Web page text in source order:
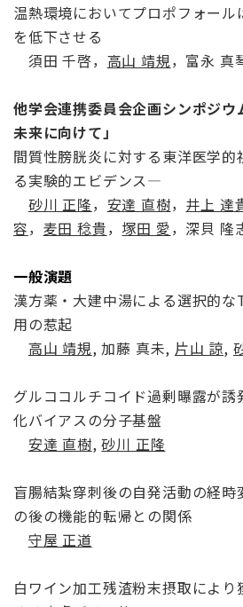
温熱環境においてプロポフォール
を低下させる
須田 千啓， 高山 靖規，富永 真
他学会連携委員会企画シンポジウ
未来に向けて」
間質性膀胱炎に対する東洋医学
る実験的エビデンス―
砂川 正隆， 安達 直樹， 井上 達
容， 麦田 稔貴， 塚田 愛，深貝 隆
一般演題
漢方薬・大建中湯による選択的
用の惹起
高山 靖規, 加藤 真未, 片山 諒,
グルココルチコイド過剰曝露が
化バイアスの分子基盤
安達 直樹,砂川 正隆
盲腸結紮穿刺後の自発活動の経時
の後の機能的転帰との関係
守屋 正道
白ワイン加工残渣粉末摂取により